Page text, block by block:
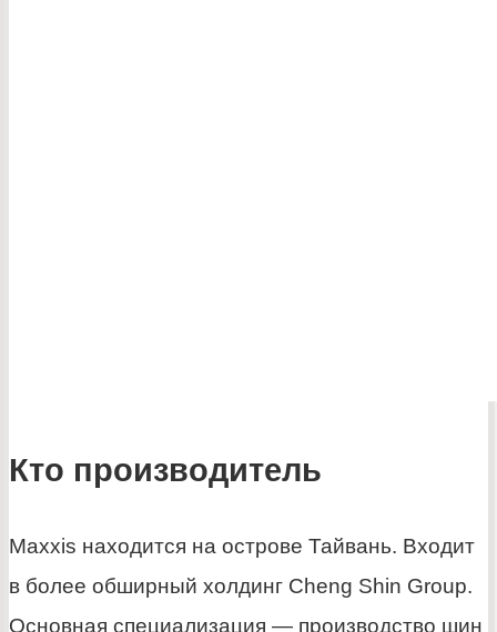
Кто производитель
Maxxis находится на острове Тайвань. Входит
в более обширный холдинг Cheng Shin Group.
Основная специализация — производство шин